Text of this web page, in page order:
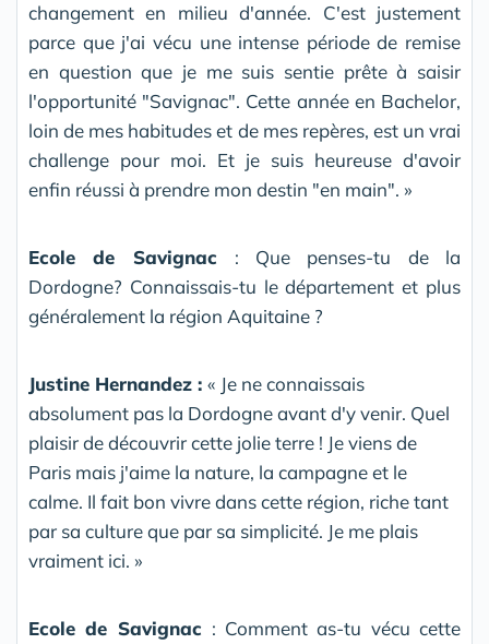
changement en milieu d'année. C'est justement
parce que j'ai vécu une intense période de remise
en question que je me suis sentie prête à saisir
l'opportunité "Savignac". Cette année en Bachelor,
loin de mes habitudes et de mes repères, est un vrai
challenge pour moi. Et je suis heureuse d'avoir
enfin réussi à prendre mon destin "en main". »
Ecole de Savignac : Que penses-tu de la
Dordogne? Connaissais-tu le département et plus
généralement la région Aquitaine ?
Justine Hernandez : « Je ne connaissais
absolument pas la Dordogne avant d'y venir. Quel
plaisir de découvrir cette jolie terre ! Je viens de
Paris mais j'aime la nature, la campagne et le
calme. Il fait bon vivre dans cette région, riche tant
par sa culture que par sa simplicité. Je me plais
vraiment ici. »
Ecole de Savignac : Comment as-tu vécu cette